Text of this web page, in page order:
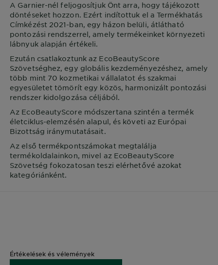
A Garnier-nél feljogosítjuk Önt arra, hogy tájékozott
döntéseket hozzon. Ezért indítottuk el a Termékhatás
Címkézést 2021-ban, egy házon belüli, átlátható
pontozási rendszerrel, amely termékeinket környezeti
lábnyuk alapján értékeli.
Ezután csatlakoztunk az EcoBeautyScore
Szövetséghez, egy globális kezdeményezéshez, amely
több mint 70 kozmetikai vállalatot és szakmai
egyesületet tömörít egy közös, harmonizált pontozási
rendszer kidolgozása céljából.
Az EcoBeautyScore módszertana szintén a termék
életciklus-elemzésén alapul, és követi az Európai
Bizottság iránymutatásait.
Az első termékpontszámokat megtalálja
termékoldalainkon, mivel az EcoBeautyScore
Szövetség fokozatosan teszi elérhetővé azokat
kategóriánként.
Értékelések és vélemények